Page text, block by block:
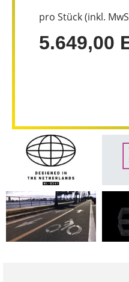
pro Stück (inkl.
5.649,00